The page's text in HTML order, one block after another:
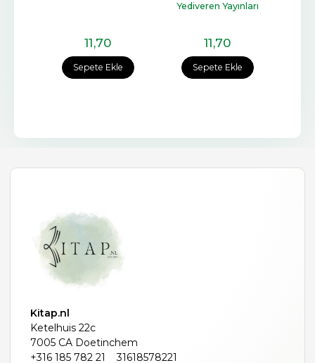
Sepete Ekle
11,70
Sepete Ekle
Yediveren Yayınları
11,70
Kitap.nl
Ketelhuis 22c
7005 CA Doetinchem
+316 185 782 21
31618578221